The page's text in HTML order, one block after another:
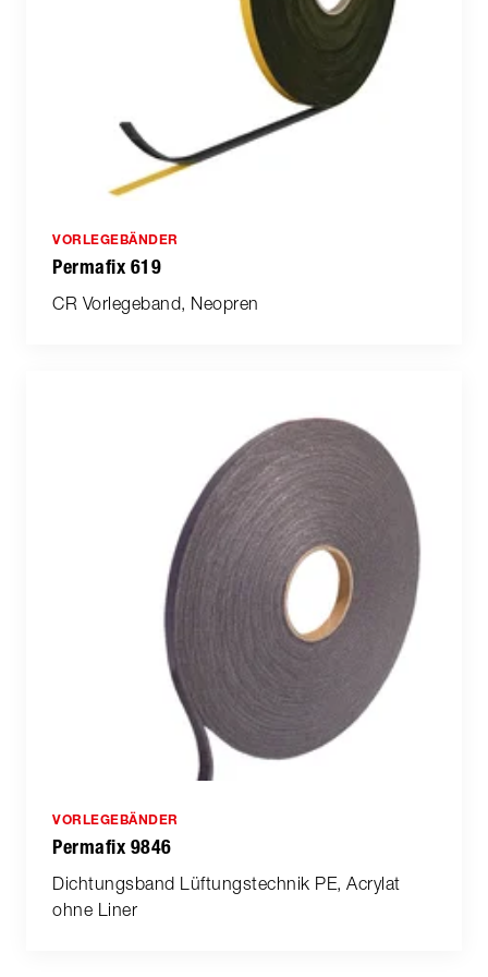
VORLEGEBÄNDER
Permafix 619
CR Vorlegeband, Neopren
VORLEGEBÄNDER
Permafix 9846
Dichtungsband Lüftungstechnik PE, Acrylat
ohne Liner